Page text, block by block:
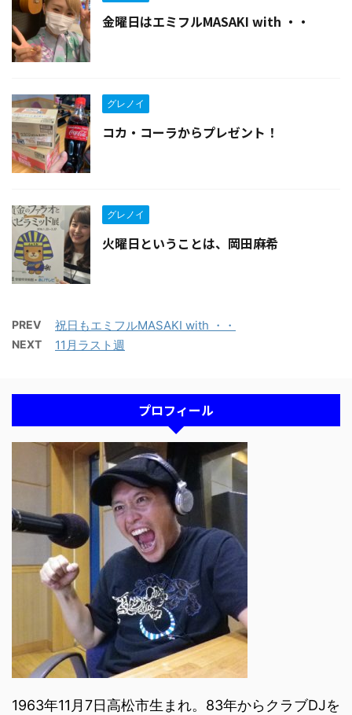
金曜日はエミフルMASAKI with ・・
グレノイ
コカ・コーラからプレゼント！
グレノイ
火曜日ということは、岡田麻希
PREV 祝日もエミフルMASAKI with ・・
NEXT 11月ラスト週
プロフィール
1963年11月7日高松市生まれ。83年からクラブDJを